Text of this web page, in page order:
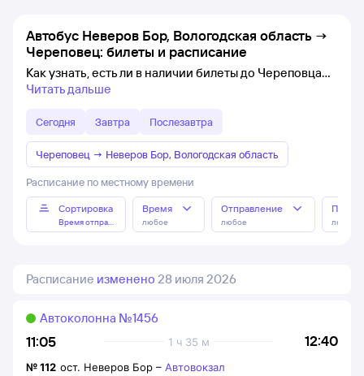
Автобус Неверов Бор, Вологодская область →
Череповец: билеты и расписание
Как узнать, есть ли в наличии билеты до Череповца
Читать дальше
Сегодня Завтра Послезавтра
Череповец → Неверов Бор, Вологодская область
Расписание по местному времени
Сортировка
Время отправления
Время
любое
Отправление
любое любое
Расписание изменено 28 июля 2026
11:05 12:40
1 ч 35 м
Автоколонна №1456
№112 ост. Неверов Бор – Автовокзал